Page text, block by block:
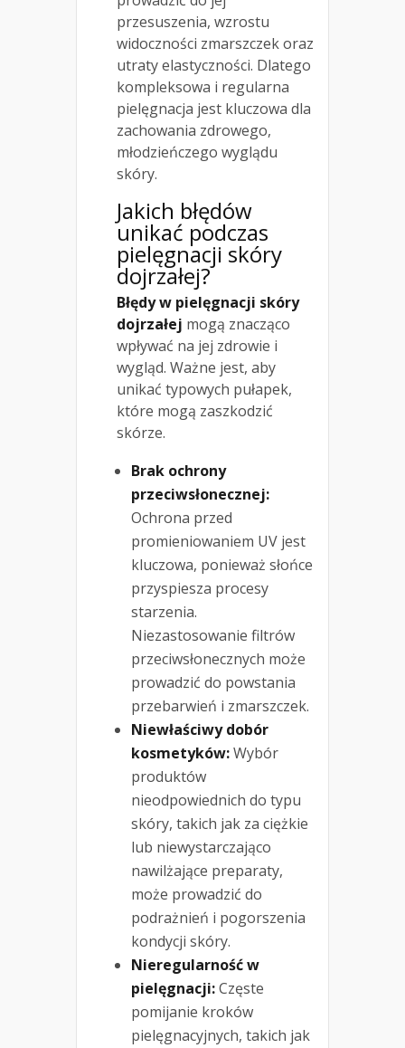
przesuszenia, wzrostu
widoczności zmarszczek oraz
utraty elastyczności. Dlatego
kompleksowa i regularna
pielęgnacja jest kluczowa dla
zachowania zdrowego,
młodzieńczego wyglądu
skóry.
Jakich błędów
unikać podczas
pielęgnacji skóry
dojrzałej?
Błędy w pielęgnacji skóry
dojrzałej mogą znacząco
wpływać na jej zdrowie i
wygląd. Ważne jest, aby
unikać typowych pułapek,
które mogą zaszkodzić
skórze.
Brak ochrony
przeciwsłonecznej:
Ochrona przed
promieniowaniem UV jest
kluczowa, ponieważ słońce
przyspiesza procesy
starzenia.
Niezastosowanie filtrów
przeciwsłonecznych może
prowadzić do powstania
przebarwień i zmarszczek.
Niewłaściwy dobór
kosmetyków:Wybór
produktów
nieodpowiednich do typu
skóry, takich jak za ciężkie
lub niewystarczająco
nawilżające preparaty,
może prowadzić do
podrażnień i pogorszenia
kondycji skóry.
Nieregularność w
pielęgnacji:Częste
pomijanie kroków
pielęgnacyjnych, takich jak